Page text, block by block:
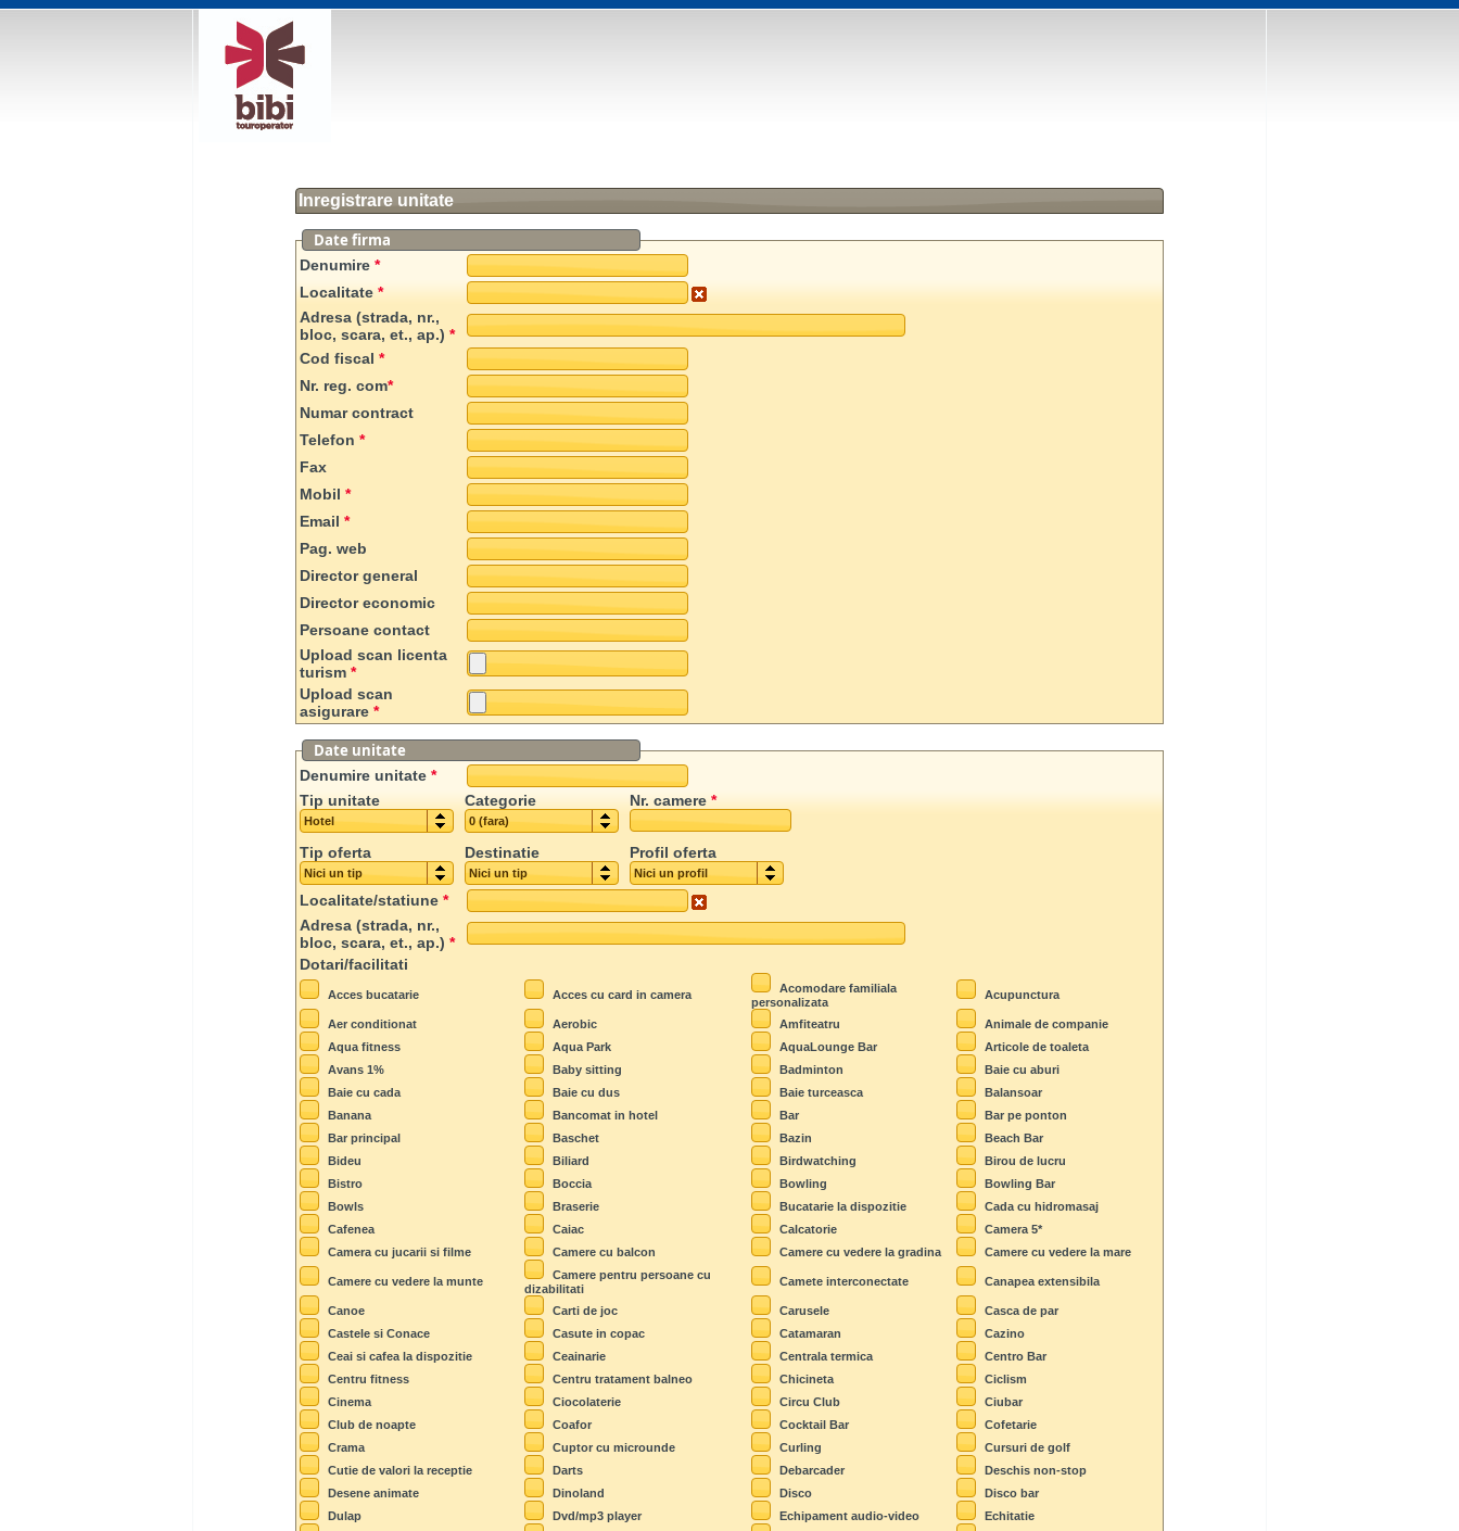
Inregistrare unitate
Date firma
Denumire *
Localitate *
Adresa (strada, nr.,
bloc, scara, et., ap.) *
Cod fiscal *
Nr. reg. com*
Numar contract
Telefon *
Fax
Mobil *
Email *
Pag. web
Director general
Director economic
Persoane contact
Upload scan licenta
turism *
Upload scan
asigurare *
Date unitate
Denumire unitate *
Tip unitate
Hotel
Categorie
0 (fara)
Nr. camere *
Tip oferta
Nici un tip
Destinatie
Nici un tip
Profil oferta
Nici un profil
Localitate/statiune *
Adresa (strada, nr.,
bloc, scara, et., ap.) *
Dotari/facilitati
Acces bucatarie Acces cu card in camera
Acomodare familiala
personalizata
Acupunctura
Aer conditionat Aerobic Amfiteatru
Animale de companie
Aqua fitness
Aqua Park AquaLounge Bar
Articole de toaleta
Avans 1%
Baby sitting Badminton
Baie cu aburi
Baie cu cada
Baie cu dus Baie turceasca
Balansoar
Banana
Bancomat in hotel Bar
Bar pe ponton
Bar principal
Baschet Bazin
Beach Bar
Bideu
Biliard Birdwatching
Birou de lucru
Bistro
Boccia Bowling
Bowling Bar
Bowls
Braserie Bucatarie la dispozitie
Cada cu hidromasaj
Cafenea
Caiac Calcatorie
Camera 5*
Camera cu jucarii si filme
Camere cu balcon Camere cu vedere la gradina Camere cu vedere la mare
Camere cu vedere la munte
Camere pentru persoane cu
dizabilitati
Camete interconectate Canapea extensibila
Canoe Carti de joc Carusele
Casca de par
Castele si Conace
Casute in copac Catamaran
Cazino
Ceai si cafea la dispozitie
Ceainarie Centrala termica
Centro Bar
Centru fitness
Centru tratament balneo Chicineta
Ciclism
Cinema
Ciocolaterie Circu Club
Ciubar
Club de noapte
Coafor Cocktail Bar
Cofetarie
Crama
Cuptor cu microunde Curling
Cursuri de golf
Cutie de valori la receptie
Darts Debarcader
Deschis non-stop
Desene animate
Dinoland Disco
Disco bar
Dulap
Dvd/mp3 player Echipament audio-video
Echitatie